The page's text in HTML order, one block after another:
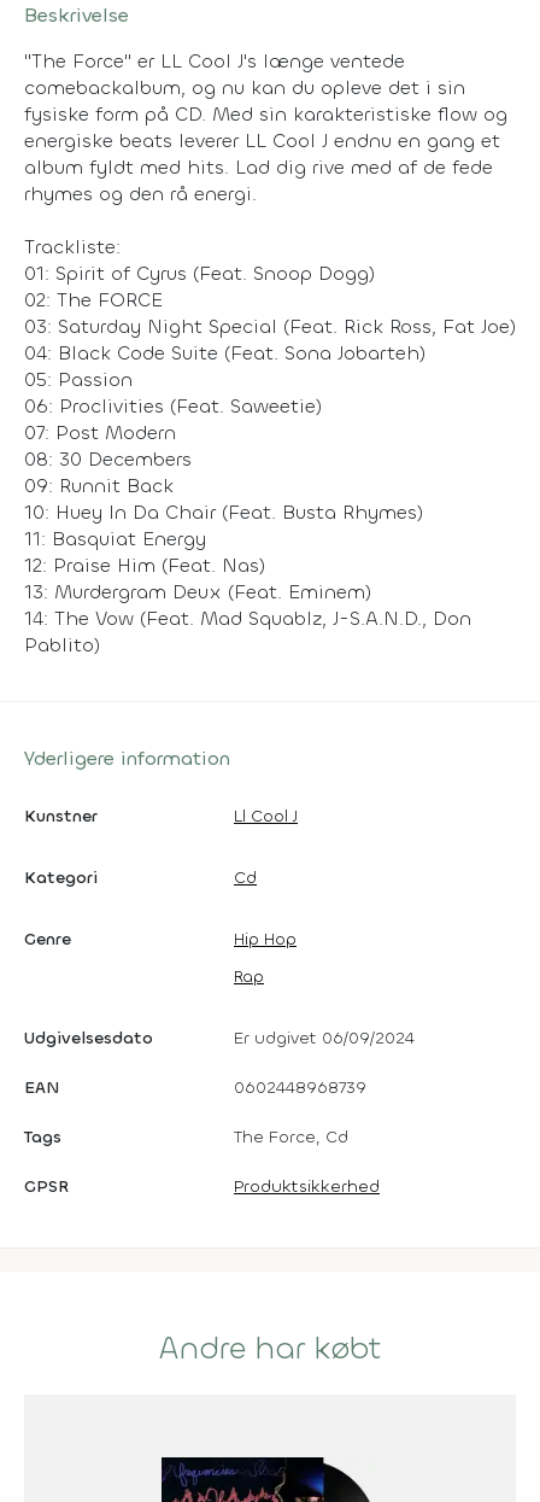
Beskrivelse
"The Force" er LL Cool J's længe ventede
comebackalbum, og nu kan du opleve det i sin
fysiske form på CD. Med sin karakteristiske flow og
energiske beats leverer LL Cool J endnu en gang et
album fyldt med hits. Lad dig rive med af de fede
rhymes og den rå energi.
Trackliste:
01: Spirit of Cyrus (Feat. Snoop Dogg)
02: The FORCE
03: Saturday Night Special (Feat. Rick Ross, Fat Joe)
04: Black Code Suite (Feat. Sona Jobarteh)
05: Passion
06: Proclivities (Feat. Saweetie)
07: Post Modern
08: 30 Decembers
09: Runnit Back
10: Huey In Da Chair (Feat. Busta Rhymes)
11: Basquiat Energy
12: Praise Him (Feat. Nas)
13: Murdergram Deux (Feat. Eminem)
14: The Vow (Feat. Mad Squablz, J-S.A.N.D., Don
Pablito)
Yderligere information
Kunstner Ll Cool J
Kategori Cd
Genre
Hip Hop
Rap
Udgivelsesdato Er udgivet 06/09/2024
EAN 0602448968739
Tags The Force, Cd
GPSR Produktsikkerhed
Andre har købt